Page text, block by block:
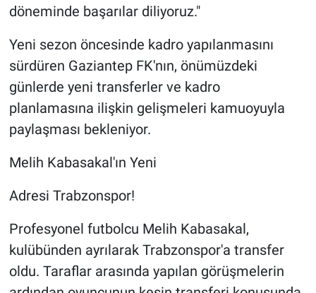
döneminde başarılar diliyoruz."
Yeni sezon öncesinde kadro yapılanmasını
sürdüren Gaziantep FK'nın, önümüzdeki
günlerde yeni transferler ve kadro
planlamasına ilişkin gelişmeleri kamuoyuyla
paylaşması bekleniyor.
Melih Kabasakal'ın Yeni
Adresi Trabzonspor!
Profesyonel futbolcu Melih Kabasakal,
kulübünden ayrılarak Trabzonspor'a transfer
oldu. Taraflar arasında yapılan görüşmelerin